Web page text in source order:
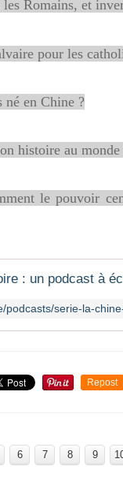
Romains, et
pour les
en Chine ?
histoire au monde
le pouvoir
: un podcast à
Repost
6 7 8 9